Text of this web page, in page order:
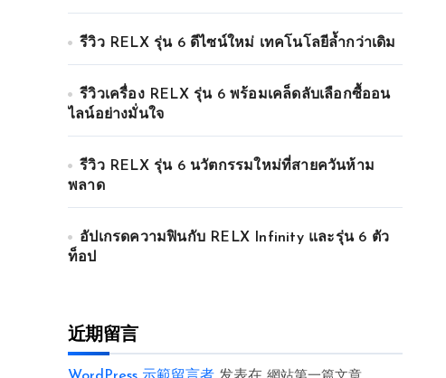
รีวิว RELX รุ่น 6 ดีไซน์ใหม่ เทคโนโลยีล้ำกว่าเดิม
รีวิวเครื่อง RELX รุ่น 6 พร้อมเคล็ดลับเลือกซื้ออน
ไลน์อย่างมั่นใจ
รีวิว RELX รุ่น 6 นวัตกรรมใหม่ที่สายควันห้าม
พลาด
อัปเกรดความฟินกับ RELX Infinity และรุ่น 6 ตัว
ท็อป
近期留言